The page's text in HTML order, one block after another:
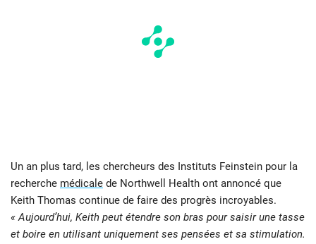
Un an plus tard, les chercheurs des Instituts Feinstein pour la
recherche médicale de Northwell Health ont annoncé que
Keith Thomas continue de faire des progrès incroyables.
« Aujourd’hui, Keith peut étendre son bras pour saisir une tasse
et boire en utilisant uniquement ses pensées et sa stimulation.